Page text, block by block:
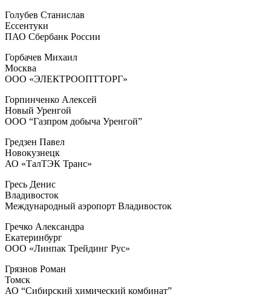
Голубев Станислав
Ессентуки
ПАО Сбербанк России
Горбачев Михаил
Москва
ООО «ЭЛЕКТРООПТТОРГ»
Горпинченко Алексей
Новый Уренгой
ООО “Газпром добыча Уренгой”
Гредзен Павел
Новокузнецк
АО «ТалТЭК Транс»
Гресь Денис
Владивосток
Международный аэропорт Владивосток
Гречко Александра
Екатеринбург
ООО «Линпак Трейдинг Рус»
Грязнов Роман
Томск
АО “Сибирский химический комбинат”